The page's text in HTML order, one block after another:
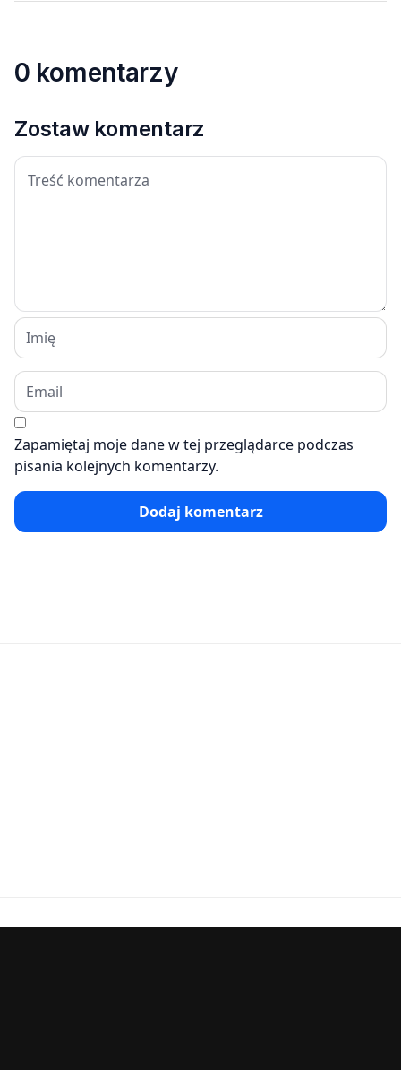
0 komentarzy
Zostaw komentarz
Zapamiętaj moje dane w tej przeglądarce podczas
pisania kolejnych komentarzy.
Dodaj komentarz